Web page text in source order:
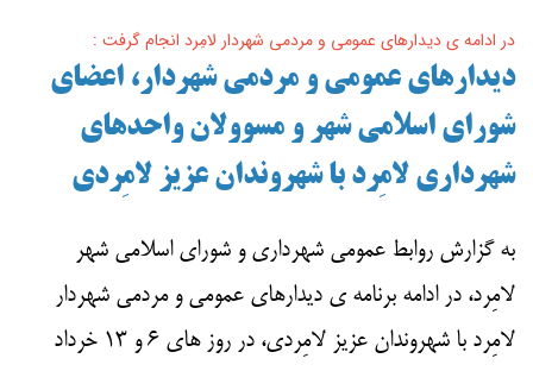
در ادامه ی دیدارهای عمومی و مردمی شهردار لامِرد انجام گرفت :
دیدارهای عمومی و مردمی شهردار، اعضای
شورای اسلامی شهر و مسوولان واحدهای
شهرداری لامِرد با شهروندان عزیز لامِردی
به گزارش روابط عمومی شهرداری و شورای اسلامی شهر
لامِرد، در ادامه برنامه ی دیدارهای عمومی و مردمی شهردار
لامِرد با شهروندان عزیز لامِردی، در روز های ۶ و ۱۳ خرداد